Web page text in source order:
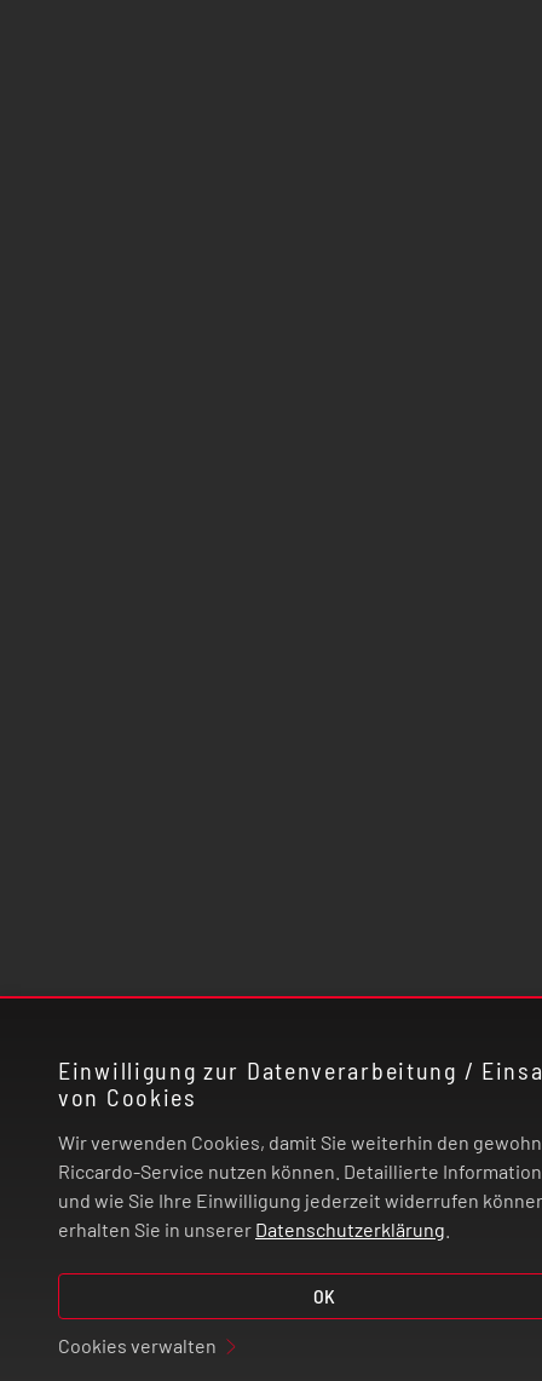
Einwilligung zur Datenverarbeitung /
von Cookies
Wir verwenden Cookies, damit Sie weiterhin den
Riccardo-Service nutzen können. Detaillierte
und wie Sie Ihre Einwilligung jederzeit widerrufen
erhalten Sie in unserer Datenschutzerklärung
OK
Cookies verwalten